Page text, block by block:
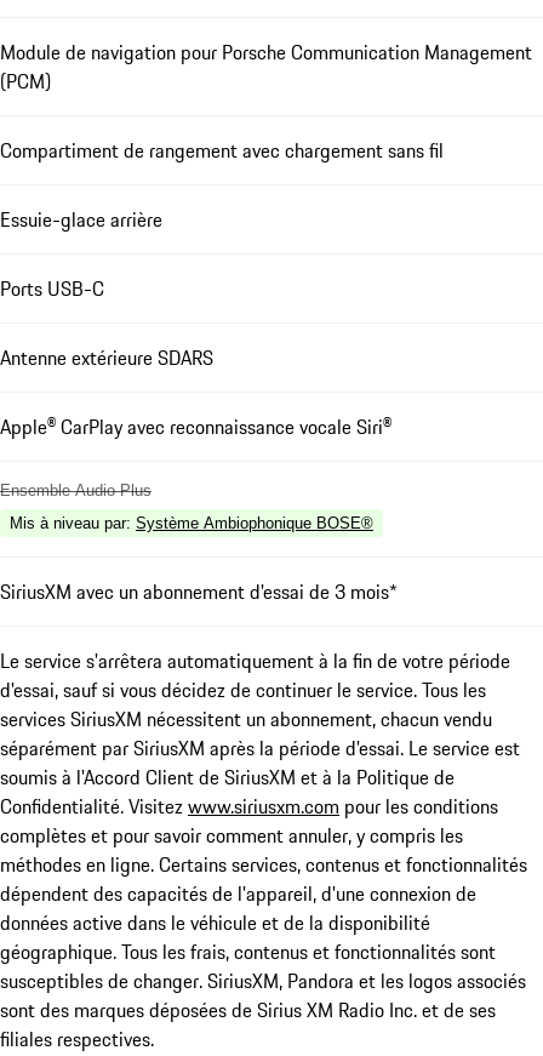
Module de navigation pour Porsche Communication Management
(PCM)
Compartiment de rangement avec chargement sans fil
Essuie-glace arrière
Ports USB-C
Antenne extérieure SDARS
Apple® CarPlay avec reconnaissance vocale Siri®
Ensemble Audio Plus
Mis à niveau par: Système Ambiophonique BOSE®
SiriusXM avec un abonnement d'essai de 3 mois*
Le service s'arrêtera automatiquement à la fin de votre période
d'essai, sauf si vous décidez de continuer le service. Tous les
services SiriusXM nécessitent un abonnement, chacun vendu
séparément par SiriusXM après la période d'essai. Le service est
soumis à l'Accord Client de SiriusXM et à la Politique de
Confidentialité. Visitezwww.siriusxm.com pour les conditions
complètes et pour savoir comment annuler, y compris les
méthodes en ligne. Certains services, contenus et fonctionnalités
dépendent des capacités de l'appareil, d'une connexion de
données active dans le véhicule et de la disponibilité
géographique. Tous les frais, contenus et fonctionnalités sont
susceptibles de changer. SiriusXM, Pandora et les logos associés
sont des marques déposées de Sirius XM Radio Inc. et de ses
filiales respectives.